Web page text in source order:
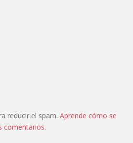
reducir el spam. Aprende cómo se
comentarios.